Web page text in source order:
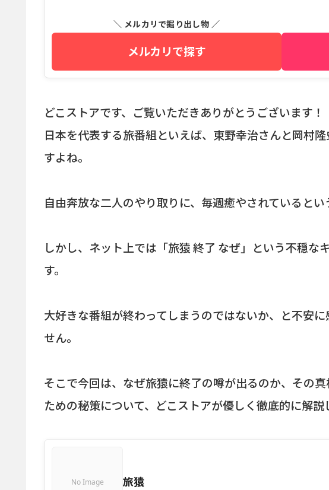
＼ メルカリで掘り出し物 ／
メルカリで探す
どこストアです、ご覧いただきありがとうございます！
日本を代表する旅番組といえば、東野幸治さんと岡村
すよね。
自由奔放な二人のやり取りに、毎週癒やされているとい
しかし、ネット上では「旅猿 終了 なぜ」という不穏な
す。
大好きな番組が終わってしまうのではないか、と不安
せん。
そこで今回は、なぜ旅猿に終了の噂が出るのか、その
ための秘策について、どこストアが優しく徹底的に解説
No Image 旅猿